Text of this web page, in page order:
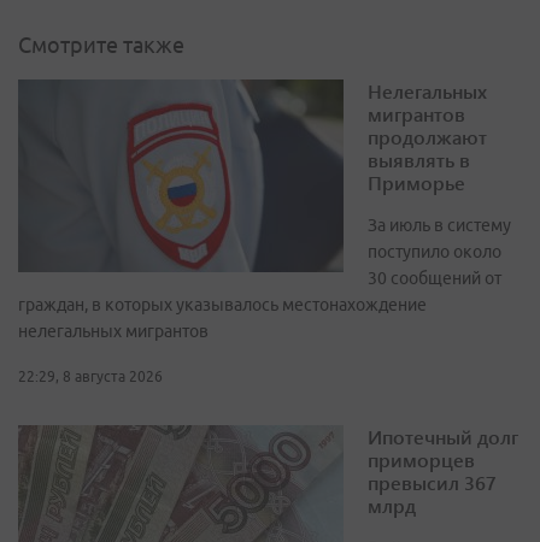
Смотрите также
Нелегальных
мигрантов
продолжают
выявлять в
Приморье
За июль в систему
поступило около
30 сообщений от
граждан, в которых указывалось местонахождение
нелегальных мигрантов
22:29, 8 августа 2026
Ипотечный долг
приморцев
превысил 367
млрд